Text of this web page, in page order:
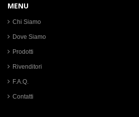
MENU
Chi Siamo
Dove Siamo
Prodotti
Rivenditori
F.A.Q.
Contatti